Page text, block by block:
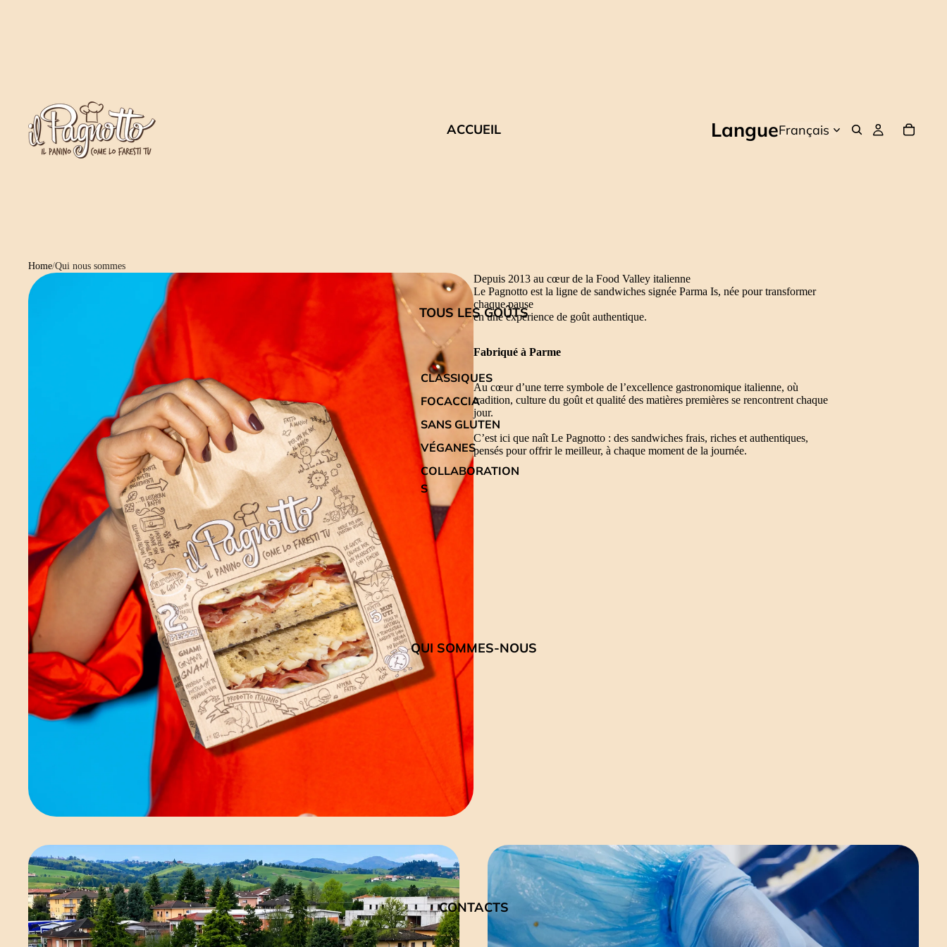
ACCUEIL
TOUS LES GOÛTS
CLASSIQUES
FOCACCIA
SANS GLUTEN
VÉGANES
COLLABORATION
S
QUI SOMMES-NOUS
CONTACTS
Langue
Home/Qui nous sommes
Depuis 2013 au cœur de la Food Valley italienne
Le Pagnotto est la ligne de sandwiches signée Parma Is, née pour transformer
chaque pause
en une expérience de goût authentique.
Fabriqué à Parme
Au cœur d’une terre symbole de l’excellence gastronomique italienne, où
tradition, culture du goût et qualité des matières premières se rencontrent chaque
jour.
C’est ici que naît Le Pagnotto : des sandwiches frais, riches et authentiques,
pensés pour offrir le meilleur, à chaque moment de la journée.